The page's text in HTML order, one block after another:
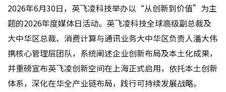
2026年6月30日，英飞凌科技举办以“从创新到价值”为主
题的2026年度媒体日活动。英飞凌科技全球高级副总裁及
大中华区总裁、消费计算与通讯业务大中华区负责人潘大伟
携核心管理层团队，系统阐述企业创新布局及本土化成果，
并重磅宣布英飞凌创新空间在上海正式启用，依托本土创新
体系，深化在华全产业链布局，践行可持续发展战略。